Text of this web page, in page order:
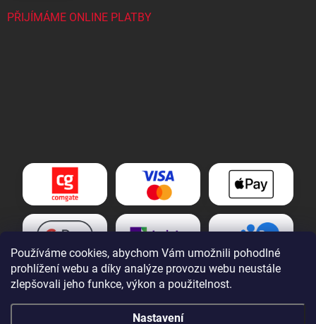
Používáme cookies, abychom Vám umožnili pohodlné
prohlížení webu a díky analýze provozu webu neustále
zlepšovali jeho funkce, výkon a použitelnost.
Nastavení
PŘIJÍMÁME ONLINE PLATBY